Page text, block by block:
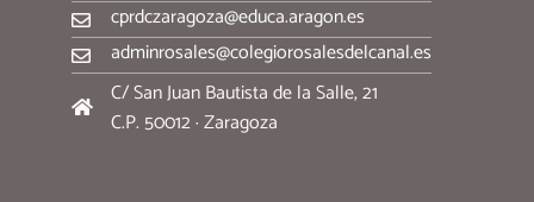
cprdczaragoza@educa.aragon.es
adminrosales@colegiorosalesdelcanal.es
C/ San Juan Bautista de la Salle, 21
C.P. 50012 · Zaragoza